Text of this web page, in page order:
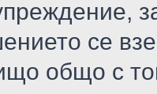
се
общо с